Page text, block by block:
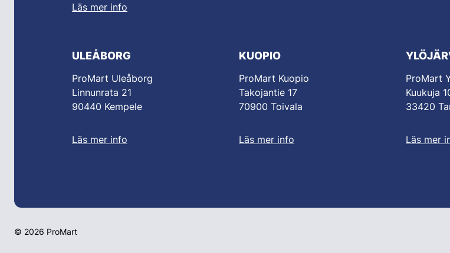
Läs mer info
ULEÅBORG
ProMart Uleåborg
Linnunrata 21
90440 Kempele
Läs mer info
KUOPIO
ProMart Kuopio
Takojantie 17
70900 Toivala
Läs mer info
ProMart
Kuukuja
33420
Läs mer
© 2026 ProMart